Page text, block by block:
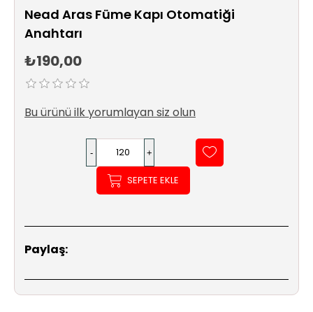
Sıhhi
Tesisat
Sistemleri
Ürün
Katalog/Liste
Fiyatları
Nead Aras Füme Kapı Otomatiği
Anahtarı
₺190,00
Bu ürünü ilk yorumlayan siz olun
SEPETE EKLE
Paylaş: